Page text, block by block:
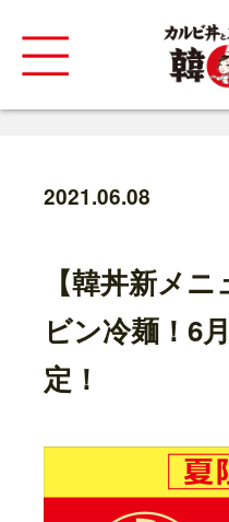
2021.06.08
【韓丼新メ
ビン冷麺！6
定！